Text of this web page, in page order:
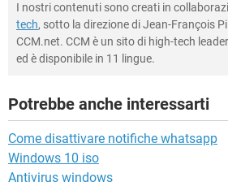
I nostri contenuti sono creati in
tech, sotto la direzione di Jean-François
CCM.net. CCM è un sito di high-tech
ed è disponibile in 11 lingue.
Potrebbe anche interessarti
Come disattivare notifiche whatsapp
Windows 10 iso
Antivirus windows